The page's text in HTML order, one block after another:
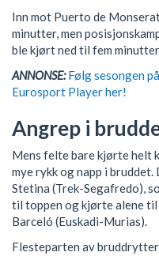
Inn mot Puerto de
minutter, men
ble kjørt ned til fem
ANNONSE: Følg sesongen
Eurosport Player her!
Angrep i
Mens felte bare kjørte helt
mye rykk og napp i
Stetina (Trek-Segafredo),
til toppen og kjørte alene til
Barceló (Euskadi-Murias).
Flesteparten av